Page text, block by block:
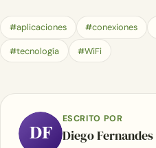
#aplicaciones #conexiones
#tecnología #WiFi
DF
ESCRITO POR
Diego Fernandes